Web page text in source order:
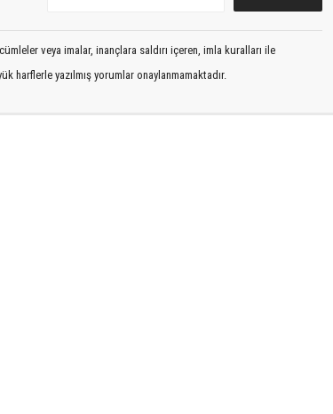
veya imalar, inançlara saldırı içeren, imla kuralları ile
harflerle yazılmış yorumlar onaylanmamaktadır.